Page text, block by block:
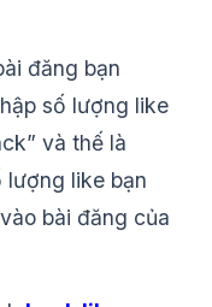
đăng bạn
số lượng like
và thế là
lượng like bạn
bài đăng của